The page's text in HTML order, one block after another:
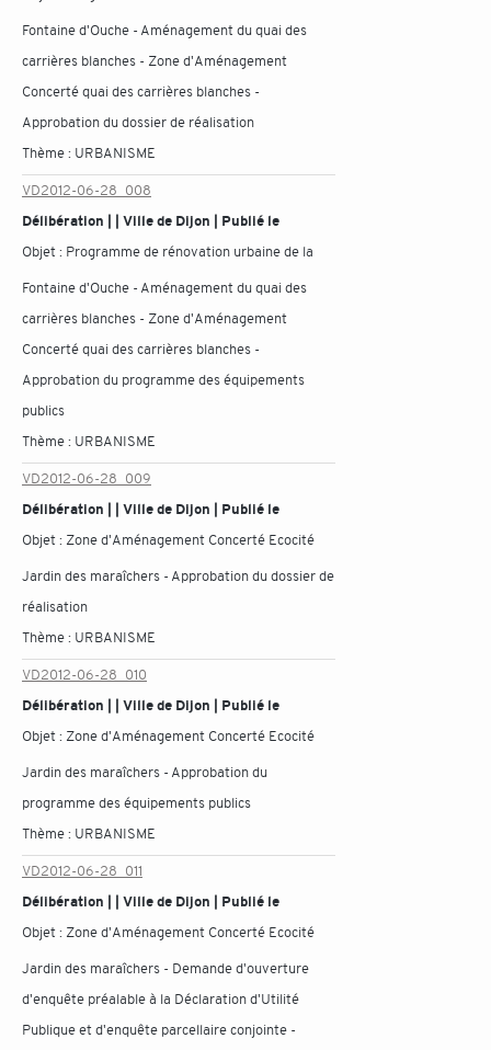
Fontaine d'Ouche - Aménagement du quai des
carrières blanches - Zone d'Aménagement
Concerté quai des carrières blanches -
Approbation du dossier de réalisation
Thème : URBANISME
VD2012-06-28_008
Délibération | | Ville de Dijon | Publié le
Objet : Programme de rénovation urbaine de la
Fontaine d'Ouche - Aménagement du quai des
carrières blanches - Zone d'Aménagement
Concerté quai des carrières blanches -
Approbation du programme des équipements
publics
Thème : URBANISME
VD2012-06-28_009
Délibération | | Ville de Dijon | Publié le
Objet : Zone d'Aménagement Concerté Ecocité
Jardin des maraîchers - Approbation du dossier de
réalisation
Thème : URBANISME
VD2012-06-28_010
Délibération | | Ville de Dijon | Publié le
Objet : Zone d'Aménagement Concerté Ecocité
Jardin des maraîchers - Approbation du
programme des équipements publics
Thème : URBANISME
VD2012-06-28_011
Délibération | | Ville de Dijon | Publié le
Objet : Zone d'Aménagement Concerté Ecocité
Jardin des maraîchers - Demande d'ouverture
d'enquête préalable à la Déclaration d'Utilité
Publique et d'enquête parcellaire conjointe -